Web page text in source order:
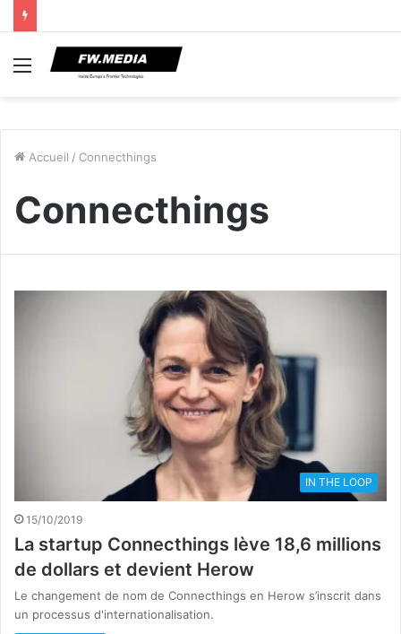
Menu
Accueil / Connecthings
Connecthings
IN THE LOOP
15/10/2019
La startup Connecthings lève 18,6 millions
de dollars et devient Herow
Le changement de nom de Connecthings en Herow s’inscrit dans
un processus d'internationalisation.